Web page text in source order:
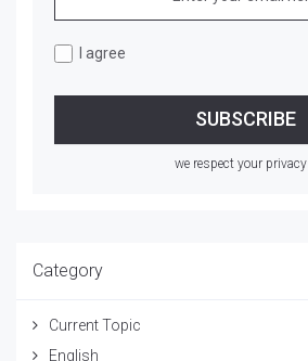
I agree
we respect your privacy
Category
Current Topic
English